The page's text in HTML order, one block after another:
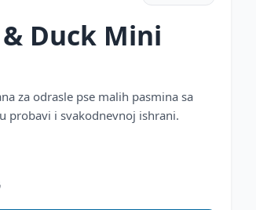
Duck Mini
za odrasle pse malih pasmina sa
probavi i svakodnevnoj ishrani.